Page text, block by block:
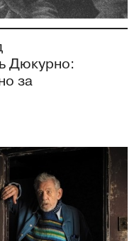
Дюкурно:
за